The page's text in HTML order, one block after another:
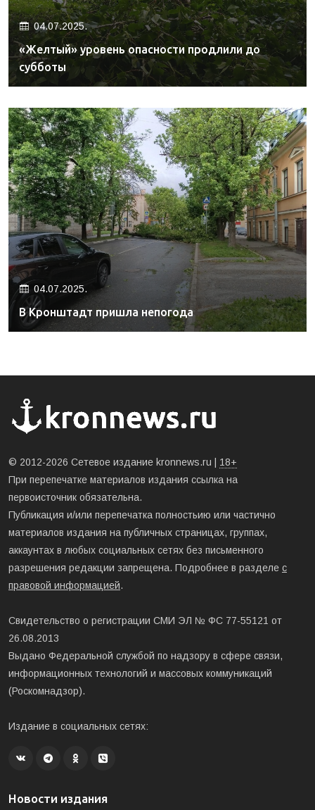
04.07.2025.
«Желтый» уровень опасности продлили до
субботы
04.07.2025.
В Кронштадт пришла непогода
© 2012-2026 Сетевое издание kronnews.ru | 18+
При перепечатке материалов издания ссылка на
первоисточник обязательна.
Публикация и/или перепечатка полностьию или частично
материалов издания на публичных страницах, группах,
аккаунтах в любых социальных сетях без письменного
разрешения редакции запрещена. Подробнее в разделе с
правовой информацией.
Свидетельство о регистрации СМИ ЭЛ № ФС 77-55121 от
26.08.2013
Выдано Федеральной службой по надзору в сфере связи,
информационных технологий и массовых коммуникаций
(Роскомнадзор).
Издание в социальных сетях:
Новости издания